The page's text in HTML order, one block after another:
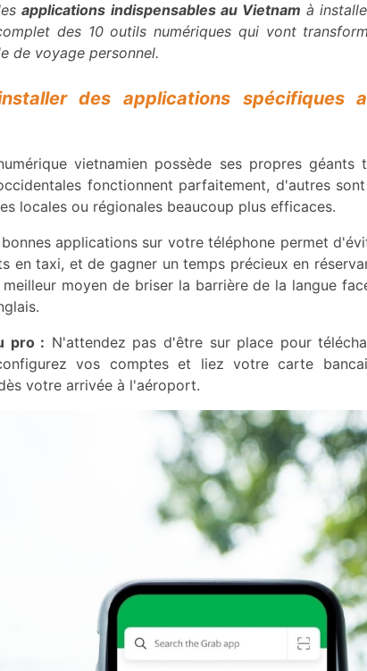
applications indispensables au Vietnam à
des 10 outils numériques qui vont
de voyage personnel.
des applications spécifiques
vietnamien possède ses propres géants
fonctionnent parfaitement, d'autres
locales ou régionales beaucoup plus efficaces.
applications sur votre téléphone permet
en taxi, et de gagner un temps précieux en
meilleur moyen de briser la barrière de la langue
pro : N'attendez pas d'être sur place pour
vos comptes et liez votre carte
votre arrivée à l'aéroport.